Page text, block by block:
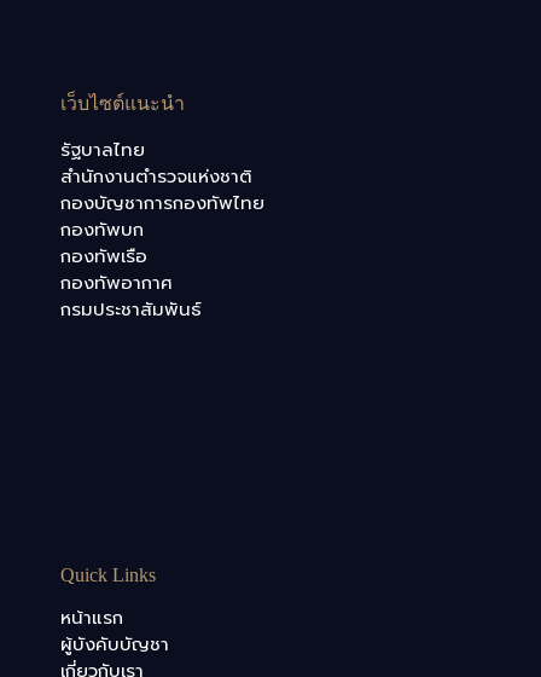
เว็บไซต์แนะนำ
รัฐบาลไทย
สำนักงานตำรวจแห่งชาติ
กองบัญชาการกองทัพไทย
กองทัพบก
กองทัพเรือ
กองทัพอากาศ
กรมประชาสัมพันธ์
Quick Links
หน้าแรก
ผู้บังคับบัญชา
เกี่ยวกับเรา